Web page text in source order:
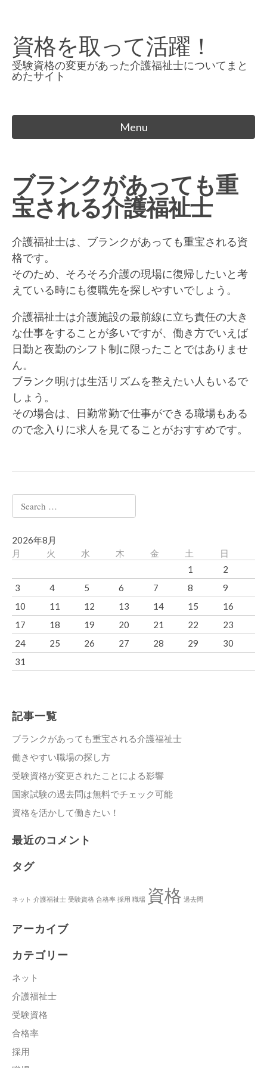
content
資格を取って活躍！
受験資格の変更があった介護福祉士についてまと
めたサイト
Menu
ブランクがあっても重
宝される介護福祉士
介護福祉士は、ブランクがあっても重宝される資
格です。
そのため、そろそろ介護の現場に復帰したいと考
えている時にも復職先を探しやすいでしょう。
介護福祉士は介護施設の最前線に立ち責任の大き
な仕事をすることが多いですが、働き方でいえば
日勤と夜勤のシフト制に限ったことではありませ
ん。
ブランク明けは生活リズムを整えたい人もいるで
しょう。
その場合は、日勤常勤で仕事ができる職場もある
ので念入りに求人を見てることがおすすめです。
for:
2026年8月
月
火 水 木 金 土
日
1
2
3
4 5 6 7 8
9
10
11 12 13 14 15
16
17
18 19 20 21 22
23
24
25 26 27 28 29
30
31
記事一覧
ブランクがあっても重宝される介護福祉士
働きやすい職場の探し方
受験資格が変更されたことによる影響
国家試験の過去問は無料でチェック可能
資格を活かして働きたい！
最近のコメント
タグ
ネット 介護福祉士 受験資格 合格率 採用 職場 資格 過去問
アーカイブ
カテゴリー
ネット
介護福祉士
受験資格
合格率
採用